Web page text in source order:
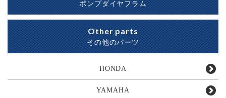
ポンプダイヤフラム
Other parts
その他のパーツ
HONDA
YAMAHA